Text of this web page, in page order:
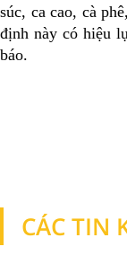
súc, ca cao, cà
định này có hiệu
báo.
CÁC TIN